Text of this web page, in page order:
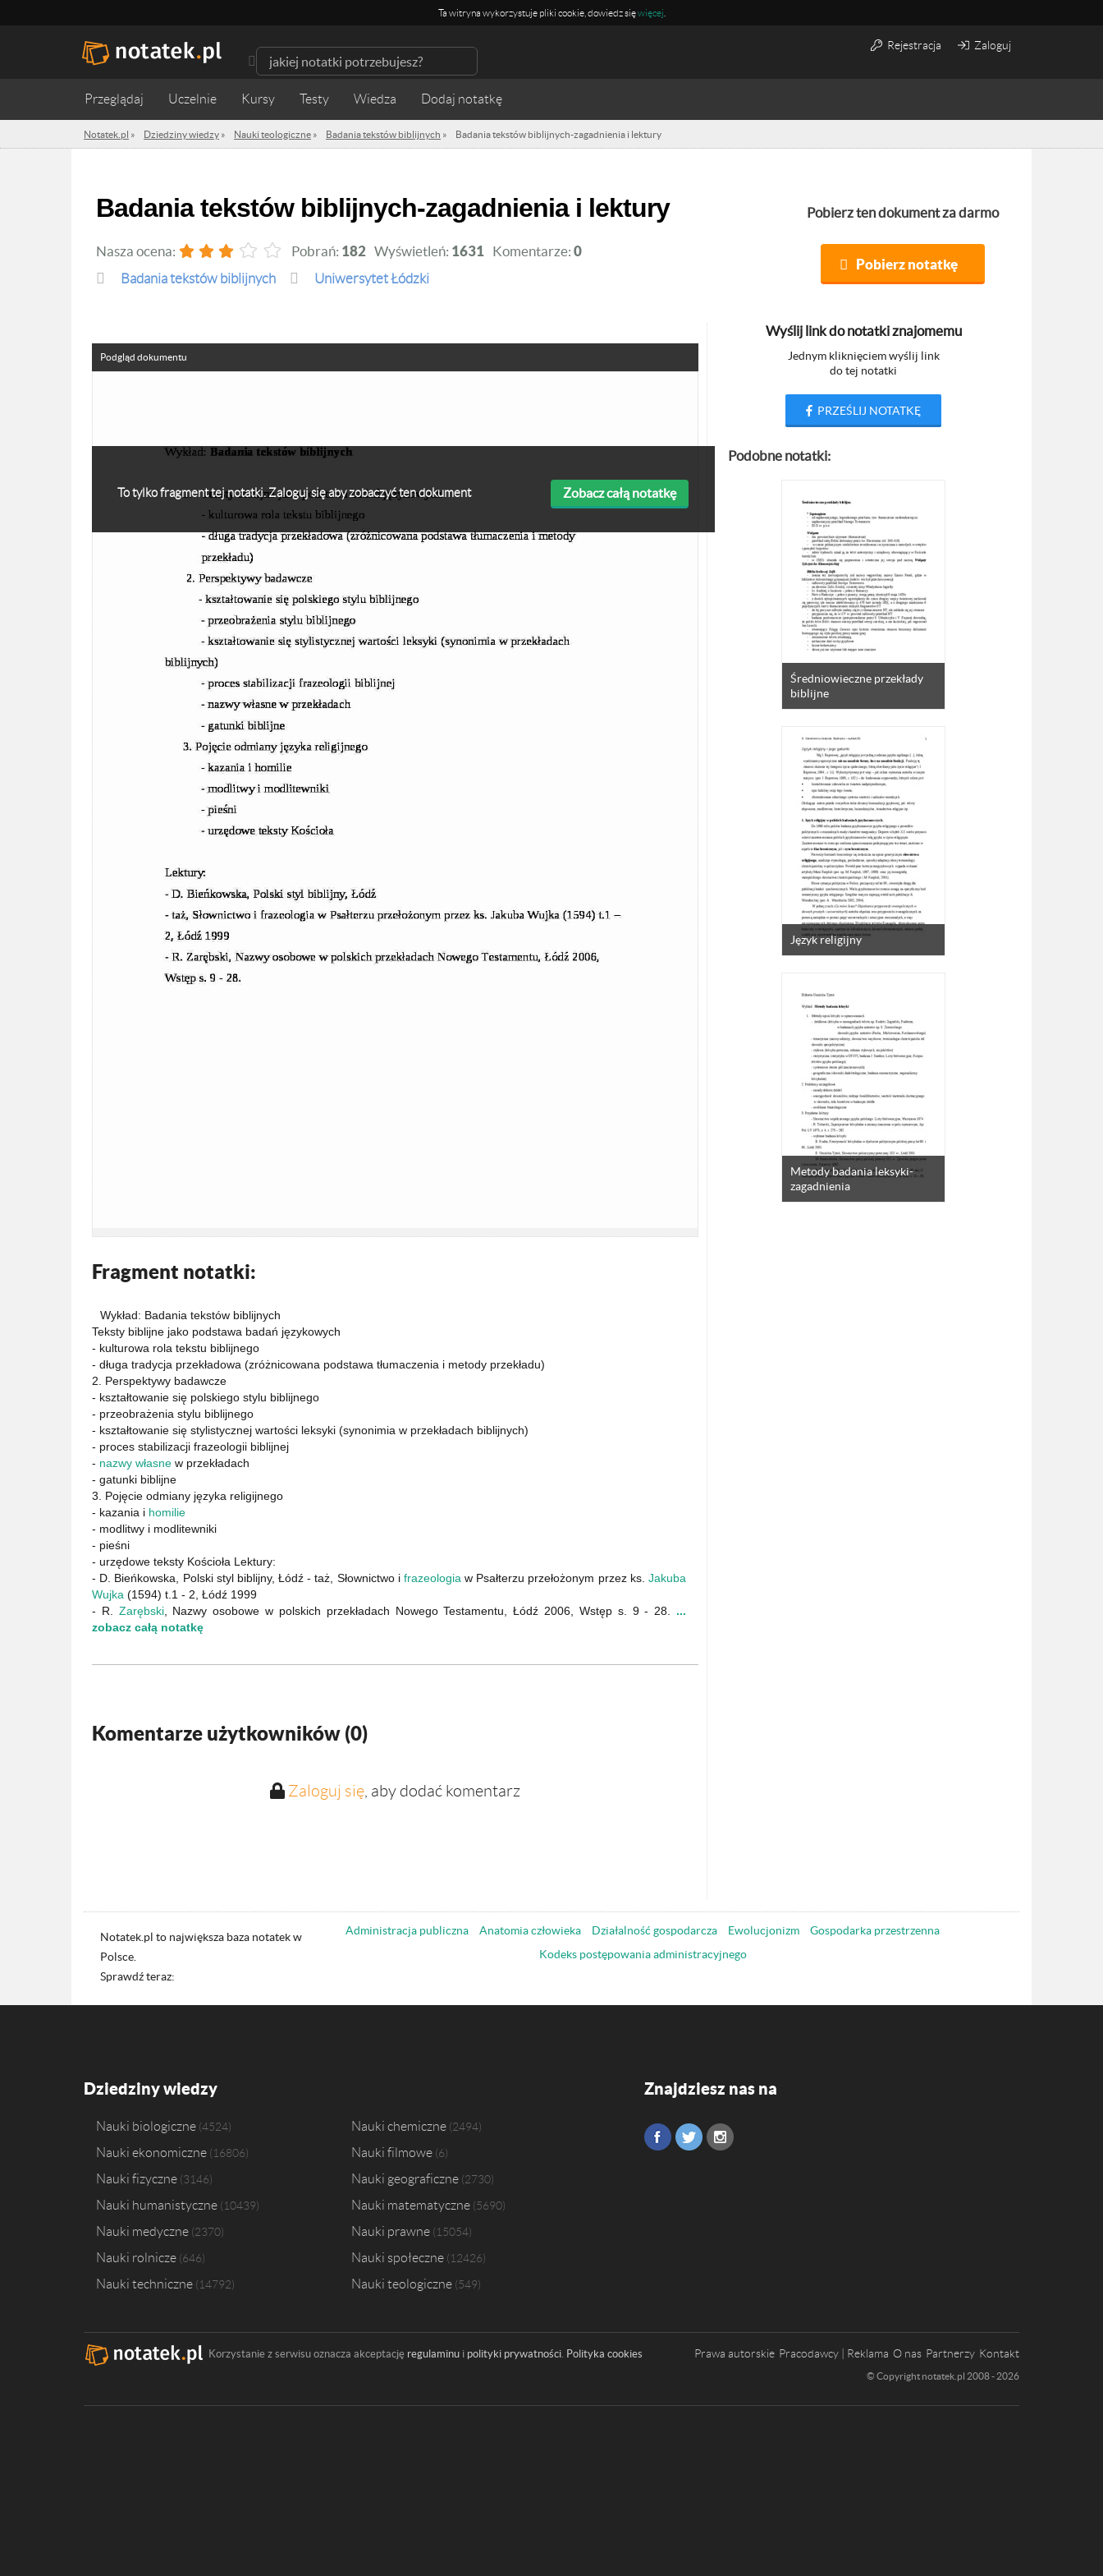
Ta witryna wykorzystuje pliki cookie, dowiedz sięwięcej
Rejestracja Zaloguj
Przeglądaj Uczelnie Kursy Testy Wiedza
Notatek.pl » Dziedziny wiedzy » Nauki teologiczne » Badania tekstów biblijnych » Badania tekstów biblijnych-zagadnienia i lektury
Badania tekstów biblijnych-zagadnienia i lektury
Nasza ocena: Pobrań: 182 Wyświetleń: 1631 Komentarze: 0
Badania tekstów biblijnych Uniwersytet Łódzki
Pobierz ten dokument za darmo
Pobierz notatkę
To tylko fragment tej notatki. Zaloguj się aby zobaczyć ten dokument Zobacz całą notatkę
Podgląd dokumentu
Fragment notatki:
Wykład: Badania tekstów biblijnych
Teksty biblijne jako podstawa badań językowych
- kulturowa rola tekstu biblijnego
- długa tradycja przekładowa (zróżnicowana podstawa tłumaczenia i metody przekładu)
2. Perspektywy badawcze
- kształtowanie się polskiego stylu biblijnego
- przeobrażenia stylu biblijnego
- kształtowanie się stylistycznej wartości leksyki (synonimia w przekładach biblijnych)
- proces stabilizacji frazeologii biblijnej
- nazwy własne w przekładach
- gatunki biblijne
3. Pojęcie odmiany języka religijnego
- kazania i homilie
- modlitwy i modlitewniki
- pieśni
- urzędowe teksty Kościoła Lektury:
- D. Bieńkowska, Polski styl biblijny, Łódź - taż, Słownictwo i frazeologiaw Psałterzu przełożonym przez ks.Jakuba
Wujka (1594) t.1 - 2, Łódź 1999
- R. Zarębski, Nazwy osobowe w polskich przekładach Nowego Testamentu, Łódź 2006, Wstęp s. 9 - 28. ...
zobacz całą notatkę
Komentarze użytkowników (0)
Zaloguj się, aby dodać komentarz
Wyślij link do notatki znajomemu
Jednym kliknięciem wyślij link
do tej notatki
PRZEŚLIJ NOTATKĘ
Podobne notatki:
Średniowieczne przekłady
biblijne
Język religijny
Metody badania leksyki-
zagadnienia
Notatek.pl to największa baza notatek w
Polsce.
Sprawdź teraz:
Administracja publiczna Anatomia człowieka Działalność gospodarcza Ewolucjonizm
Gospodarka przestrzenna
Kodeks postępowania administracyjnego
Dziedziny wiedzy
Nauki biologiczne 4524 Nauki chemiczne 2494
Nauki ekonomiczne 16806 Nauki filmowe 6
Nauki fizyczne 3146 Nauki geograficzne 2730
Nauki humanistyczne 10439 Nauki matematyczne 5690
Nauki medyczne 2370 Nauki prawne 15054
Nauki rolnicze 646 Nauki społeczne 12426
Nauki techniczne 14792 Nauki teologiczne 549
Znajdziesz nas na
Korzystanie z serwisu oznacza akceptację regulaminu i polityki prywatności. Polityka cookies Prawa autorskie Pracodawcy | Reklama O nas Partnerzy Kontakt
© Copyright notatek.pl 2008 - 2026